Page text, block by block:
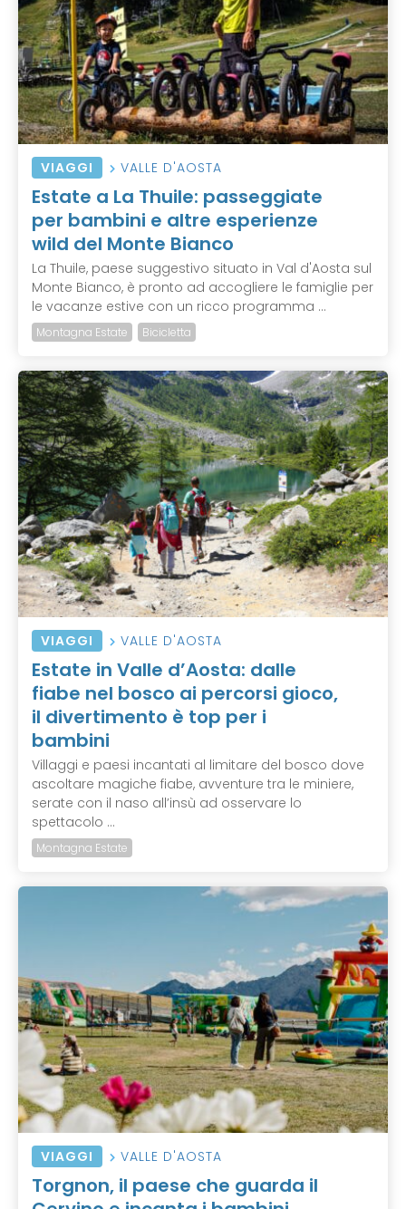
VIAGGI VALLE D'AOSTA
Estate a La Thuile: passeggiate
per bambini e altre esperienze
wild del Monte Bianco
La Thuile, paese suggestivo situato in Val d'Aosta sul
Monte Bianco, è pronto ad accogliere le famiglie per
le vacanze estive con un ricco programma ...
Montagna Estate Bicicletta
VIAGGI VALLE D'AOSTA
Estate in Valle d’Aosta: dalle
fiabe nel bosco ai percorsi gioco,
il divertimento è top per i
bambini
Villaggi e paesi incantati al limitare del bosco dove
ascoltare magiche fiabe, avventure tra le miniere,
serate con il naso all’insù ad osservare lo
spettacolo ...
Montagna Estate
VIAGGI VALLE D'AOSTA
Torgnon, il paese che guarda il